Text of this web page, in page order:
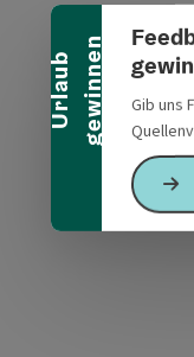
U
r
l
a
u
b
g
e
w
i
n
n
e n
Gib uns
öffnenöffnen